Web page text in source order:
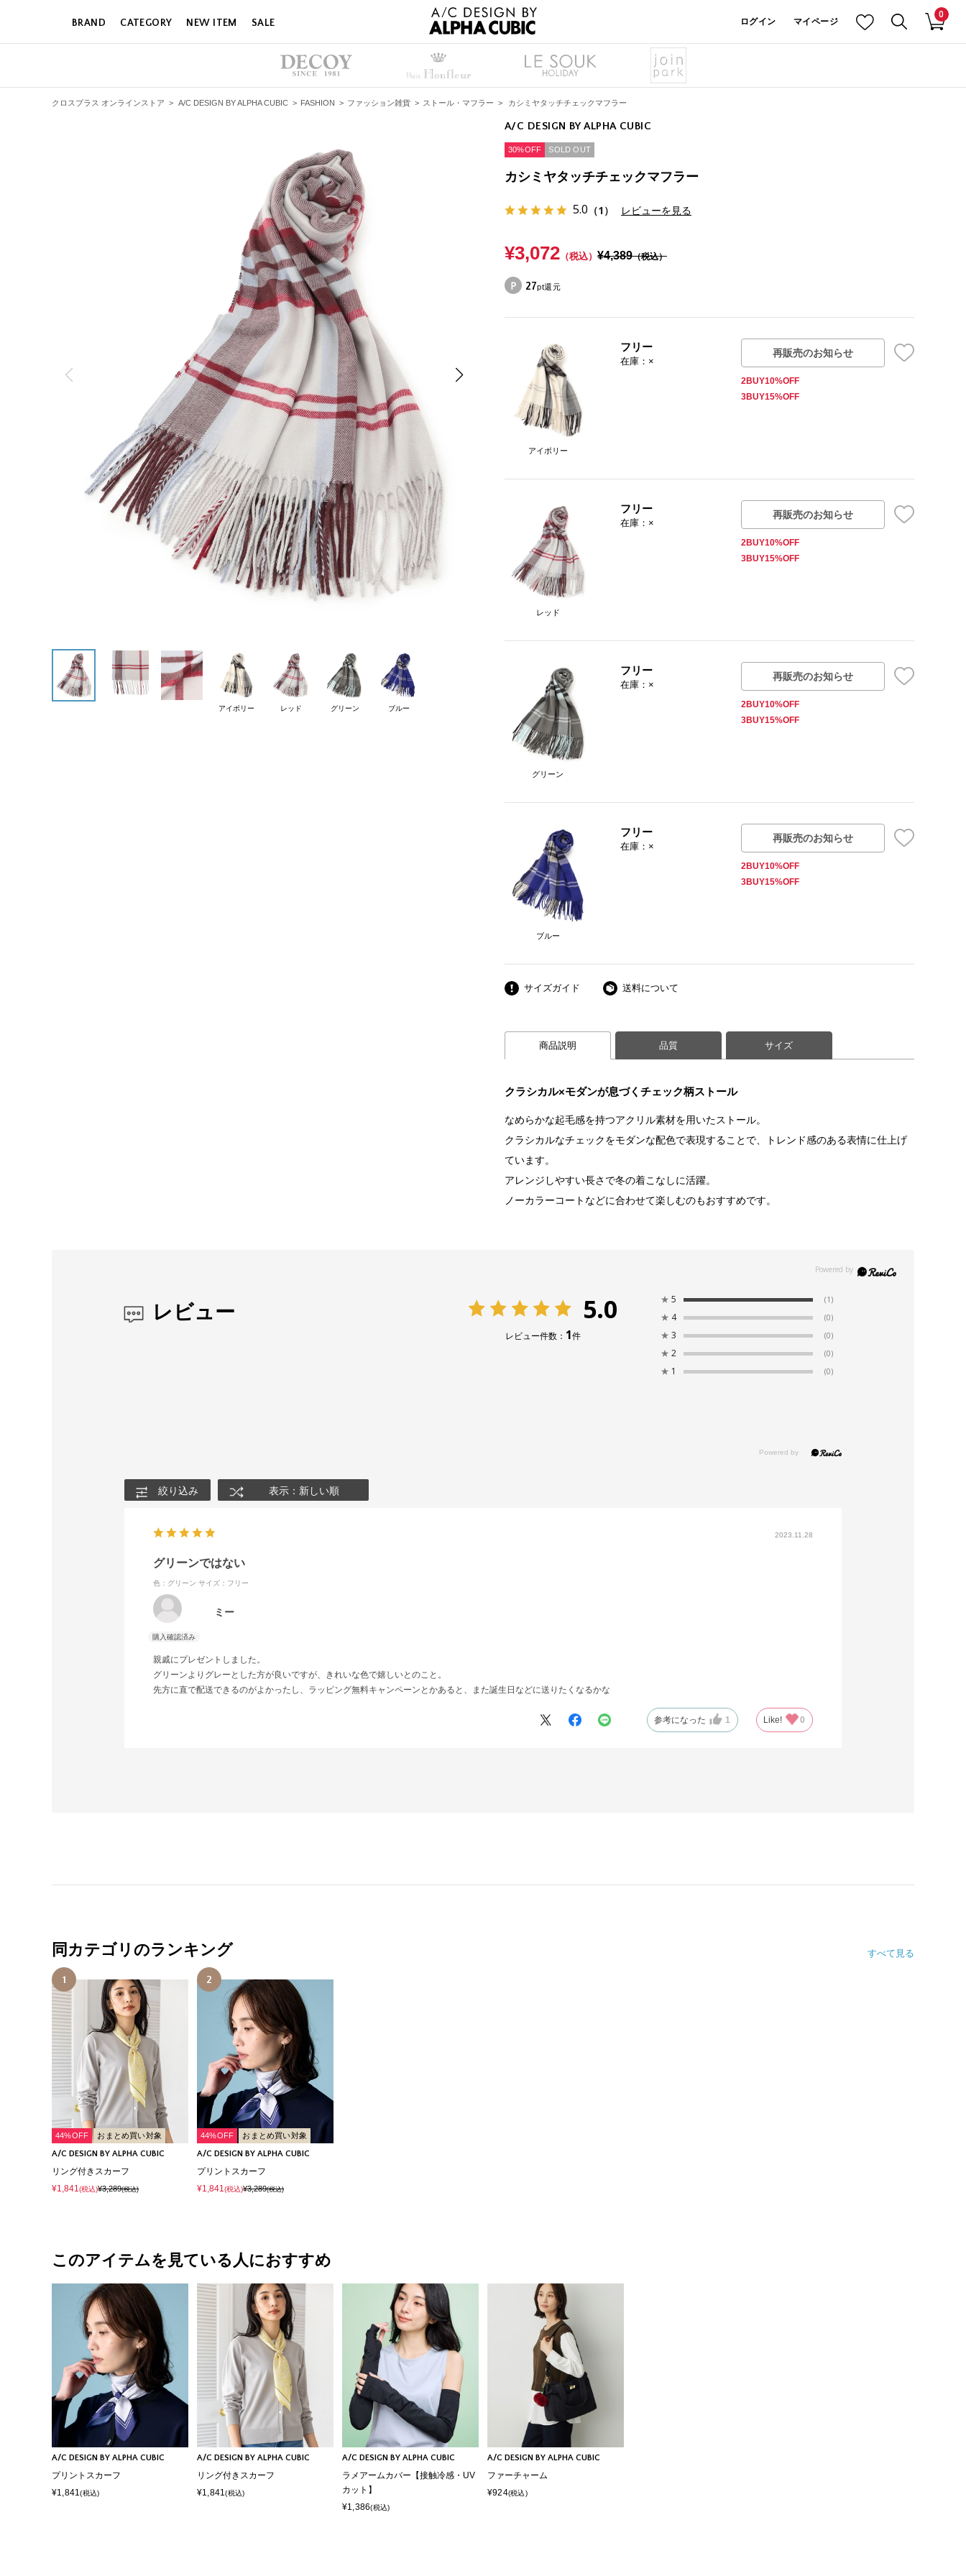
BRAND CATEGORY NEW ITEM SALE ログイン マイページ
0
クロスプラス オンラインストア > A/C DESIGN BY ALPHA CUBIC > FASHION > ファッション雑貨 > ストール・マフラー > カシミヤタッチチェックマフラー
アイボリー レッド グリーン ブルー
A/C DESIGN BY ALPHA CUBIC
30%OFF SOLD OUT
カシミヤタッチチェックマフラー
5.0 （1） レビューを見る
¥3,072 （税込） ¥4,389（税込）
27pt還元
アイボリー
フリー
在庫：×
再販売のお知らせ
2BUY10%OFF
3BUY15%OFF
レッド
フリー
在庫：×
再販売のお知らせ
2BUY10%OFF
3BUY15%OFF
グリーン
フリー
在庫：×
再販売のお知らせ
2BUY10%OFF
3BUY15%OFF
ブルー
フリー
在庫：×
再販売のお知らせ
2BUY10%OFF
3BUY15%OFF
サイズガイド 送料について
商品説明 品質 サイズ
クラシカル×モダンが息づくチェック柄ストール
なめらかな起毛感を持つアクリル素材を用いたストール。
クラシカルなチェックをモダンな配色で表現することで、トレンド感のある表情に仕上げ
ています。
アレンジしやすい長さで冬の着こなしに活躍。
ノーカラーコートなどに合わせて楽しむのもおすすめです。
レビュー 5.0
レビュー件数： 1件
★ 5 (1)
★ 4 (0)
★ 3 (0)
★ 2 (0)
★ 1 (0)
絞り込み 表示：新しい順
2023.11.28
グリーンではない
色：グリーン サイズ：フリー
ミー
親戚にプレゼントしました。
グリーンよりグレーとした方が良いですが、きれいな色で嬉しいとのこと。
先方に直で配送できるのがよかったし、ラッピング無料キャンペーンとかあると、また誕生日などに送りたくなるかな
参考になった 1 Like! 0
同カテゴリのランキング すべて見る
1
44%OFF おまとめ買い対象
A/C DESIGN BY ALPHA CUBIC
リング付きスカーフ
¥1,841(税込)¥3,289(税込)
2
44%OFF おまとめ買い対象
A/C DESIGN BY ALPHA CUBIC
プリントスカーフ
¥1,841(税込)¥3,289(税込)
このアイテムを見ている人におすすめ
A/C DESIGN BY ALPHA CUBIC
プリントスカーフ
¥1,841(税込)
A/C DESIGN BY ALPHA CUBIC
リング付きスカーフ
¥1,841(税込)
A/C DESIGN BY ALPHA CUBIC
ラメアームカバー【接触冷感・UV
カット】
¥1,386(税込)
A/C DESIGN BY ALPHA CUBIC
ファーチャーム
¥924(税込)